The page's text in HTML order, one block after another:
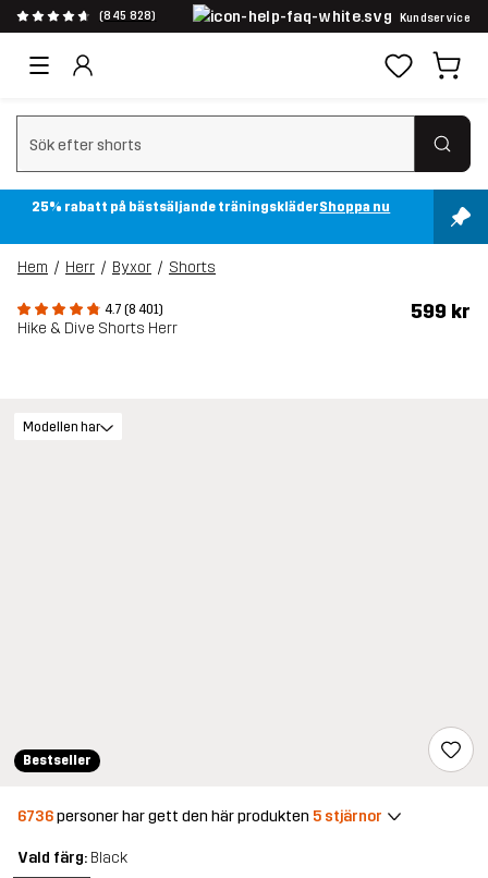
(845 828) Kundservice
Rensa sök
25% rabatt på bästsäljande träningskläderShoppa nu
Hem Herr Byxor Shorts
4.7 (8 401)
Hike & Dive Shorts Herr
599 kr
Bestseller
Modellen har
6736personer har gett den här produkten 5 stjärnor
Vald färg: Black